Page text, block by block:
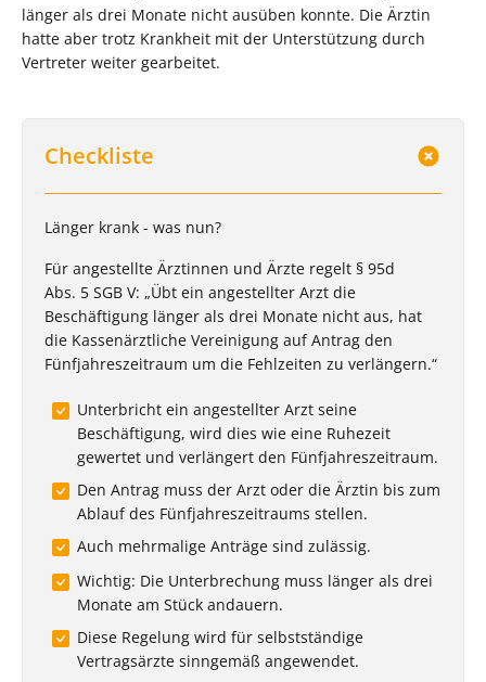
länger als drei Monate nicht ausüben konnte. Die Ärztin
hatte aber trotz Krankheit mit der Unterstützung durch
Vertreter weiter gearbeitet.
Checkliste
Länger krank - was nun?
Für angestellte Ärztinnen und Ärzte regelt § 95d
Abs. 5 SGB V: „Übt ein angestellter Arzt die
Beschäftigung länger als drei Monate nicht aus, hat
die Kassenärztliche Vereinigung auf Antrag den
Fünfjahreszeitraum um die Fehlzeiten zu verlängern.“
Unterbricht ein angestellter Arzt seine
Beschäftigung, wird dies wie eine Ruhezeit
gewertet und verlängert den Fünfjahreszeitraum.
Den Antrag muss der Arzt oder die Ärztin bis zum
Ablauf des Fünfjahreszeitraums stellen.
Auch mehrmalige Anträge sind zulässig.
Wichtig: Die Unterbrechung muss länger als drei
Monate am Stück andauern.
Diese Regelung wird für selbstständige
Vertragsärzte sinngemäß angewendet.